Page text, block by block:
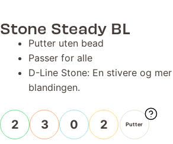
Stone Steady BL
Putter uten bead
Passer for alle
D-Line Stone: En stivere og
blandingen.
2 3 0 2 Putter